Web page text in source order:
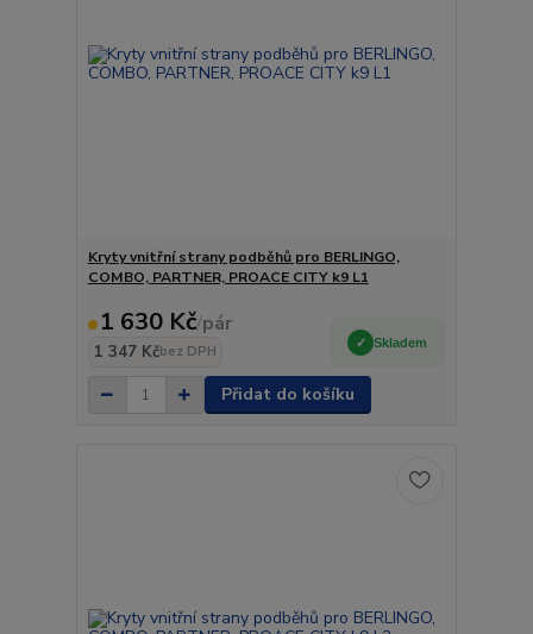
Kryty vnitřní strany podběhů pro BERLINGO,
COMBO, PARTNER, PROACE CITY k9 L1
1 630 Kč/pár
1 347 Kčbez DPH
Skladem
Přidat do košíku